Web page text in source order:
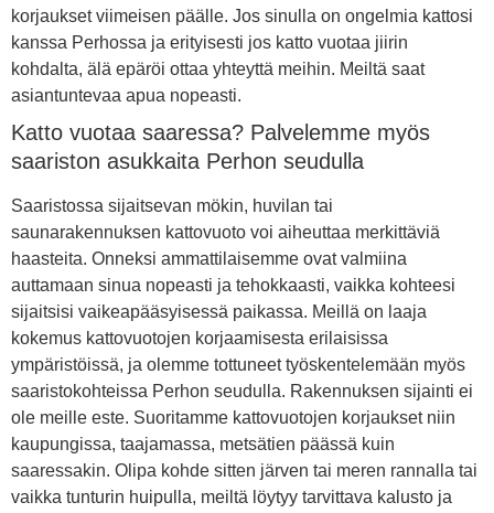
korjaukset viimeisen päälle. Jos sinulla on ongelmia kattosi
kanssa Perhossa ja erityisesti jos katto vuotaa jiirin
kohdalta, älä epäröi ottaa yhteyttä meihin. Meiltä saat
asiantuntevaa apua nopeasti.
Katto vuotaa saaressa? Palvelemme myös
saariston asukkaita Perhon seudulla
Saaristossa sijaitsevan mökin, huvilan tai
saunarakennuksen kattovuoto voi aiheuttaa merkittäviä
haasteita. Onneksi ammattilaisemme ovat valmiina
auttamaan sinua nopeasti ja tehokkaasti, vaikka kohteesi
sijaitsisi vaikeapääsyisessä paikassa. Meillä on laaja
kokemus kattovuotojen korjaamisesta erilaisissa
ympäristöissä, ja olemme tottuneet työskentelemään myös
saaristokohteissa Perhon seudulla. Rakennuksen sijainti ei
ole meille este. Suoritamme kattovuotojen korjaukset niin
kaupungissa, taajamassa, metsätien päässä kuin
saaressakin. Olipa kohde sitten järven tai meren rannalla tai
vaikka tunturin huipulla, meiltä löytyy tarvittava kalusto ja